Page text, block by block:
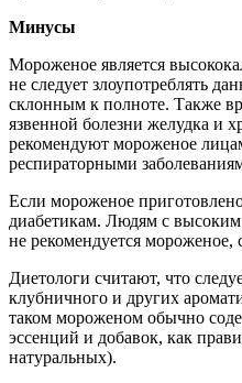
Минусы
Мороженое является
не следует злоупотреблять
склонным к полноте. Также
язвенной болезни желудка и
рекомендуют мороженое
респираторными
Если мороженое приготовлено
диабетикам. Людям с
не рекомендуется
Диетологи считают, что
клубничного и других
таком мороженом обычно
эссенций и добавок, как
натуральных).